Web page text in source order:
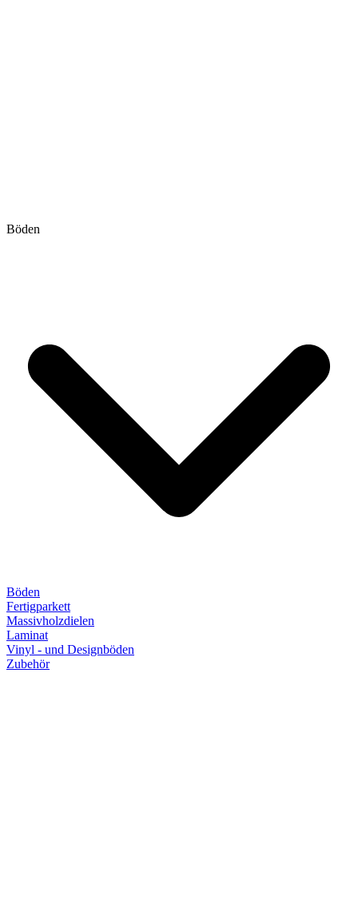
Böden
Böden
Fertigparkett
Massivholzdielen
Laminat
Vinyl - und Designböden
Zubehör